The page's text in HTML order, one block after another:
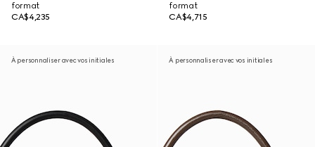
format
CA$4,235
format
CA$4,715
À personnaliser avec vos initiales À personnaliser avec vos initiales